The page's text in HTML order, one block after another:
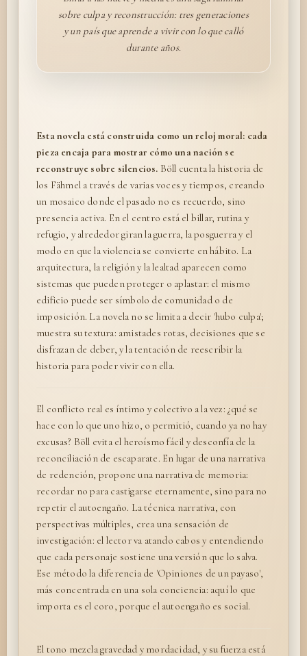
sobre culpa y reconstrucción: tres generaciones
y un país que aprende a vivir con lo que calló
durante años.
Esta novela está construida como un reloj moral: cada
pieza encaja para mostrar cómo una nación se
reconstruye sobre silencios. Böll cuenta la historia de
los Fähmel a través de varias voces y tiempos, creando
un mosaico donde el pasado no es recuerdo, sino
presencia activa. En el centro está el billar, rutina y
refugio, y alrededor giran la guerra, la posguerra y el
modo en que la violencia se convierte en hábito. La
arquitectura, la religión y la lealtad aparecen como
sistemas que pueden proteger o aplastar: el mismo
edificio puede ser símbolo de comunidad o de
imposición. La novela no se limita a decir 'hubo culpa';
muestra su textura: amistades rotas, decisiones que se
disfrazan de deber, y la tentación de reescribir la
historia para poder vivir con ella.
El conflicto real es íntimo y colectivo a la vez: ¿qué se
hace con lo que uno hizo, o permitió, cuando ya no hay
excusas? Böll evita el heroísmo fácil y desconfía de la
reconciliación de escaparate. En lugar de una narrativa
de redención, propone una narrativa de memoria:
recordar no para castigarse eternamente, sino para no
repetir el autoengaño. La técnica narrativa, con
perspectivas múltiples, crea una sensación de
investigación: el lector va atando cabos y entendiendo
que cada personaje sostiene una versión que lo salva.
Ese método la diferencia de 'Opiniones de un payaso',
más concentrada en una sola conciencia: aquí lo que
importa es el coro, porque el autoengaño es social.
El tono mezcla gravedad y mordacidad, y su fuerza está